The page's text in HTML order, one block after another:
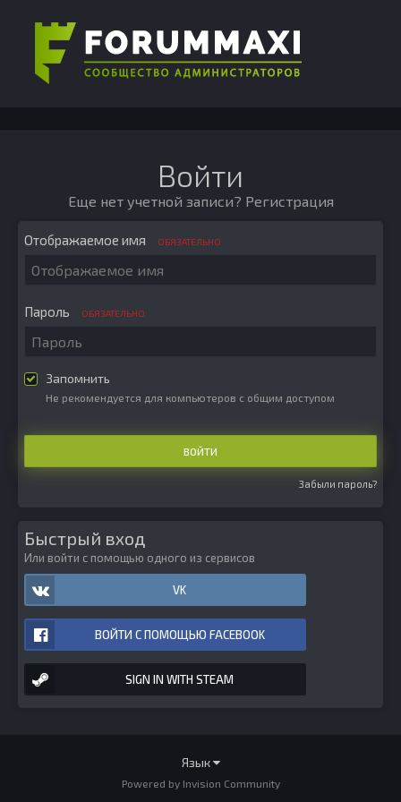
Войти
Еще нет учетной записи? Регистрация
Отображаемое имя ОБЯЗАТЕЛЬНО
Пароль ОБЯЗАТЕЛЬНО
Запомнить
Не рекомендуется для компьютеров с общим доступом
ВОЙТИ
Забыли пароль?
Быстрый вход
Или войти с помощью одного из сервисов
VK
ВОЙТИ С ПОМОЩЬЮ FACEBOOK
SIGN IN WITH STEAM
Язык
Powered by Invision Community